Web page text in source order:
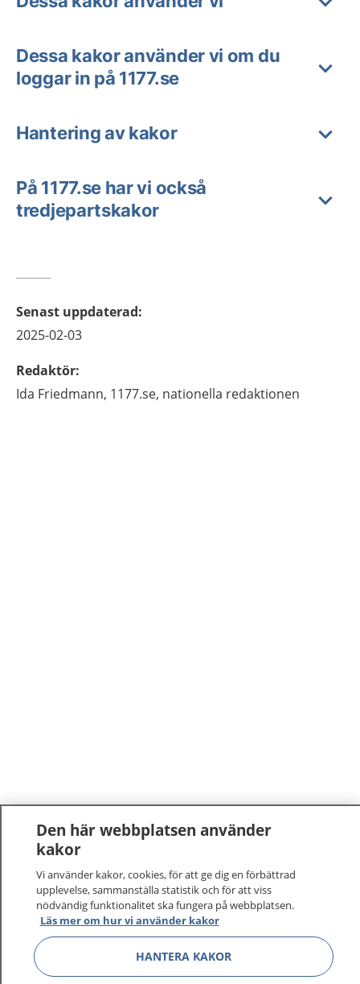
Dessa kakor använder vi om du
loggar in på 1177.se
Hantering av kakor
På 1177.se har vi också
tredjepartskakor
Senast uppdaterad:
2025-02-03
Redaktör:
Ida Friedmann, 1177.se, nationella redaktionen
1177 –tryggt om din hälsa och vård
På 1177.se får du råd om hälsa och information om
sjukdomar och vilka mottagningar du kan kontakta.
Logga in för att läsa din journal och göra dina
vårdärenden. Ring telefonnummer 1177 för
sjukvårdsrådgivning dygnet runt.
Den här webbplatsen använder
kakor
Vi använder kakor, cookies, för att ge dig en förbättrad
upplevelse, sammanställa statistik och för att viss
nödvändig funktionalitet ska fungera på webbplatsen.
Läs mer om hur vi använder kakor
HANTERA KAKOR